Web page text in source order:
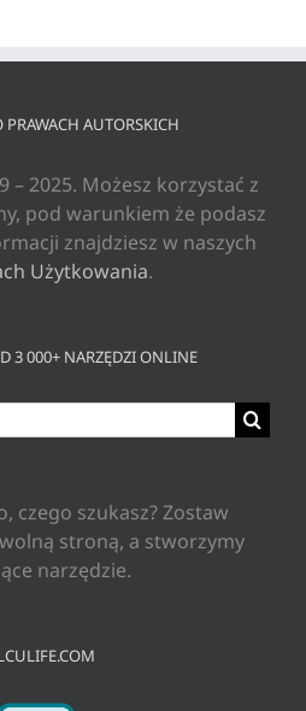
AUTORSKICH
– 2025. Możesz korzystać z
pod warunkiem że podasz
znajdziesz w naszych
Użytkowania.
3 000+ NARZĘDZI ONLINE
czego szukasz? Zostaw
stroną, a stworzymy
narzędzie.